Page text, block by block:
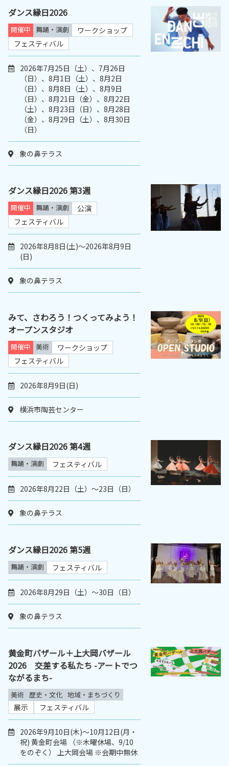
ダンス縁日2026
開催中 舞踊・演劇
ワークショップ
フェスティバル
2026年7月25日（土）、7月26日
（日）、8月1日（土）、8月2日
（日）、8月8日（土）、8月9日
（日）、8月21日（金）、8月22日
（土）、8月23日（日）、8月28日
（金）、8月29日（土）、8月30日
（日）
象の鼻テラス
ダンス縁日2026 第3週
開催中 舞踊・演劇
公演
フェスティバル
2026年8月8日(土)～2026年8月9日
(日)
象の鼻テラス
みて、さわろう！つくってみよう！
オープンスタジオ
開催中 美術
ワークショップ
フェスティバル
2026年8月9日(日)
横浜市陶芸センター
ダンス縁日2026 第4週
舞踊・演劇 フェスティバル
2026年8月22日（土）〜23日（日）
象の鼻テラス
ダンス縁日2026 第5週
舞踊・演劇 フェスティバル
2026年8月29日（土）〜30日（日）
象の鼻テラス
黄金町バザール＋上大岡バザール
2026 交差する私たち -アートでつ
ながるまち-
美術 歴史・文化 地域・まちづくり
展示 フェスティバル
2026年9月10日(木)〜10月12日(月・
祝) 黄金町会場 （※木曜休場、9/10
をのぞく） 上大岡会場 ※会期中無休